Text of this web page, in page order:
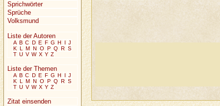
Sprichwörter
Sprüche
Volksmund
Liste der Autoren
A B C D E F G H I J
K L M N O P Q R S
T U V W X Y Z
Liste der Themen
A B C D E F G H I J
K L M N O P Q R S
T U V W X Y Z
Zitat einsenden